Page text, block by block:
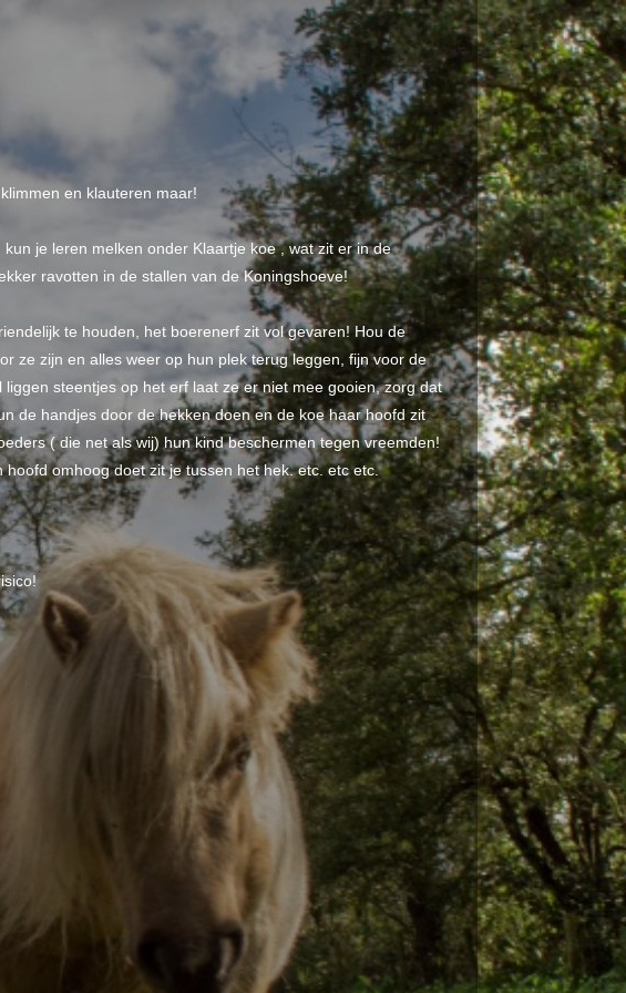
en klauteren maar!
je leren melken onder Klaartje koe , wat zit er in de
ravotten in de stallen van de Koningshoeve!
te houden, het boerenerf zit vol gevaren! Hou de
ze zijn en alles weer op hun plek terug leggen, fijn voor de
steentjes op het erf laat ze er niet mee gooien, zorg dat
de handjes door de hekken doen en de koe haar hoofd zit
( die net als wij) hun kind beschermen tegen vreemden!
omhoog doet zit je tussen het hek. etc. etc etc.